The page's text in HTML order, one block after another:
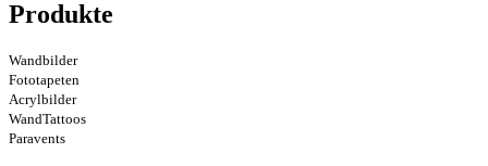
Produkte
Wandbilder
Fototapeten
Acrylbilder
WandTattoos
Paravents